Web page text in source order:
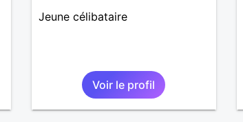
Jeune célibataire
Voir le profil